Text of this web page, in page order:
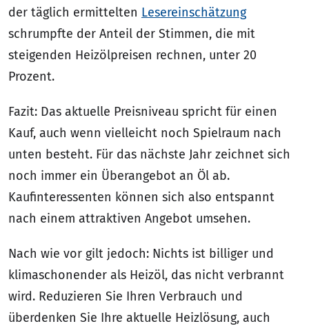
der täglich ermittelten Lesereinschätzung
schrumpfte der Anteil der Stimmen, die mit
steigenden Heizölpreisen rechnen, unter 20
Prozent.
Fazit: Das aktuelle Preisniveau spricht für einen
Kauf, auch wenn vielleicht noch Spielraum nach
unten besteht. Für das nächste Jahr zeichnet sich
noch immer ein Überangebot an Öl ab.
Kaufinteressenten können sich also entspannt
nach einem attraktiven Angebot umsehen.
Nach wie vor gilt jedoch: Nichts ist billiger und
klimaschonender als Heizöl, das nicht verbrannt
wird. Reduzieren Sie Ihren Verbrauch und
überdenken Sie Ihre aktuelle Heizlösung, auch